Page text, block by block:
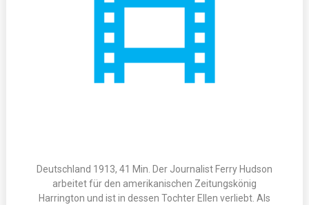
Deutschland 1913, 41 Min. Der Journalist Ferry Hudson
arbeitet für den amerikanischen Zeitungskönig
Harrington und ist in dessen Tochter Ellen verliebt. Als